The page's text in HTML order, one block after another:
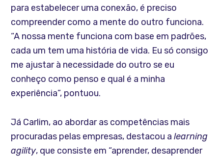
para estabelecer uma conexão, é preciso
compreender como a mente do outro funciona.
“A nossa mente funciona com base em padrões,
cada um tem uma história de vida. Eu só consigo
me ajustar à necessidade do outro se eu
conheço como penso e qual é a minha
experiência”, pontuou.
Já Carlim, ao abordar as competências mais
procuradas pelas empresas, destacou alearning
agility, que consiste em “aprender, desaprender